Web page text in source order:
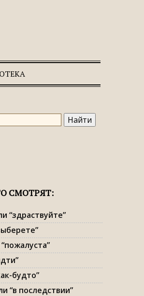
СМОТРЯТ:
“здраствуйте”
будто”
“в последствии”